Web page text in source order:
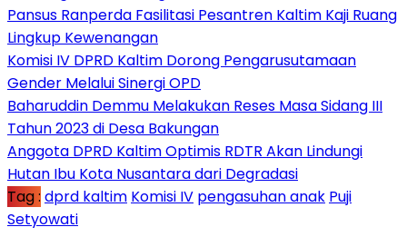
Pansus Ranperda Fasilitasi Pesantren Kaltim Kaji Ruang
Lingkup Kewenangan
Komisi IV DPRD Kaltim Dorong Pengarusutamaan
Gender Melalui Sinergi OPD
Baharuddin Demmu Melakukan Reses Masa Sidang III
Tahun 2023 di Desa Bakungan
Anggota DPRD Kaltim Optimis RDTR Akan Lindungi
Hutan Ibu Kota Nusantara dari Degradasi
Tag : dprd kaltim Komisi IV pengasuhan anak Puji
Setyowati